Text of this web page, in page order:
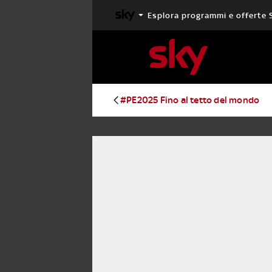
Esplora programmi e offerte
#PE2025 Fino al tetto del mondo